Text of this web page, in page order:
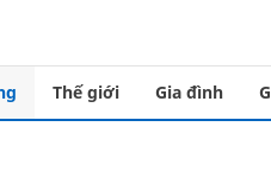
Thế giới Gia đình